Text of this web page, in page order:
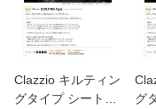
Clazzio キルティン
グタイプ シートカ
グ